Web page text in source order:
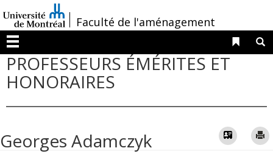
au
contenu
/Faculté de l'aménagement
Menu
Liens
PROFESSEURS ÉMÉRITES ET
HONORAIRES
Georges Adamczyk Vcard